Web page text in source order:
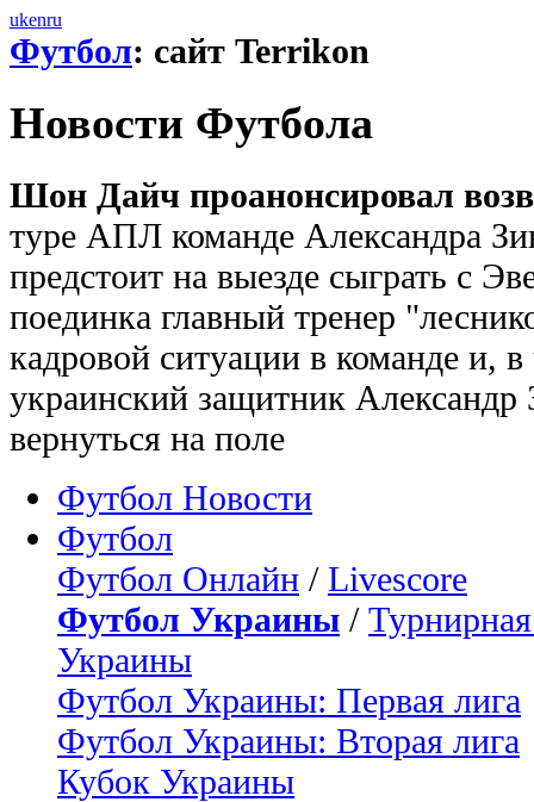
ukenru
Футбол: сайт Terrikon
Новости Футбола
Шон Дайч проанонсировал
туре АПЛ команде Александра
предстоит на выезде сыграть с
поединка главный тренер
кадровой ситуации в команде и,
украинский защитник Александр
вернуться на поле
Футбол Новости
Футбол
Футбол Онлайн / Livescore
Футбол Украины /
Украины
Футбол Украины: Первая лига
Футбол Украины: Вторая лига
Кубок Украины